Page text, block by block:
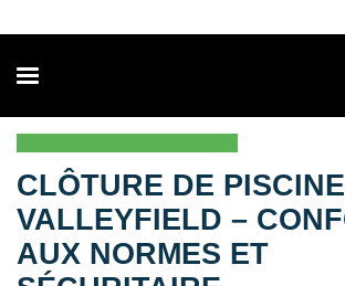
CLÔTURE DE
VALLEYFIELD –
AUX NORMES ET